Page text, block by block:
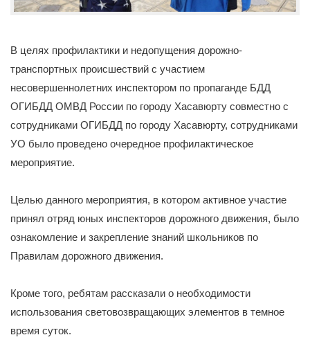
В целях профилактики и недопущения дорожно-
транспортных происшествий с участием
несовершеннолетних инспектором по пропаганде БДД
ОГИБДД ОМВД России по городу Хасавюрту совместно с
сотрудниками ОГИБДД по городу Хасавюрту, сотрудниками
УО было проведено очередное профилактическое
мероприятие.
Целью данного мероприятия, в котором активное участие
принял отряд юных инспекторов дорожного движения, было
ознакомление и закрепление знаний школьников по
Правилам дорожного движения.
Кроме того, ребятам рассказали о необходимости
использования световозвращающих элементов в темное
время суток.